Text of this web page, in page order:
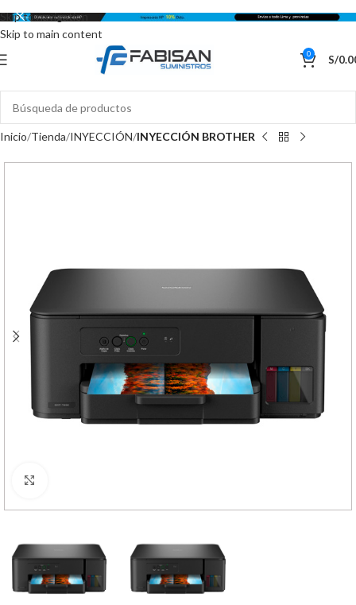
Skip to navigation
Skip to main content
0 S/
Inicio Tienda INYECCIÓN INYECCIÓN BROTHER